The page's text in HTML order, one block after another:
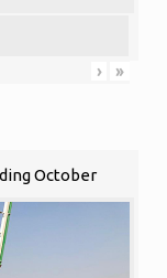
› »
October